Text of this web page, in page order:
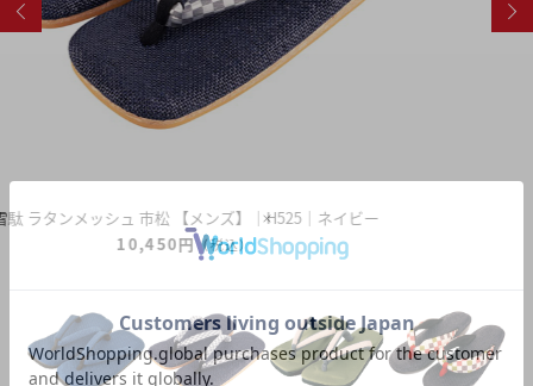
雪駄 奈良大和 緑茶染め 【レディース】｜R1162
12,320円（税込）